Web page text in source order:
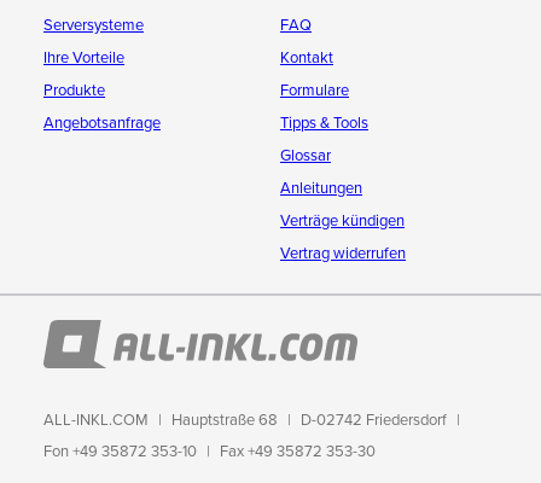
Serversysteme
Ihre Vorteile
Produkte
Angebotsanfrage
FAQ
Kontakt
Formulare
Tipps & Tools
Glossar
Anleitungen
Verträge kündigen
Vertrag widerrufen
ALL-INKL.COM Hauptstraße 68
D-02742 Friedersdorf
Fon +49 35872 353-10
Fax +49 35872 353-30